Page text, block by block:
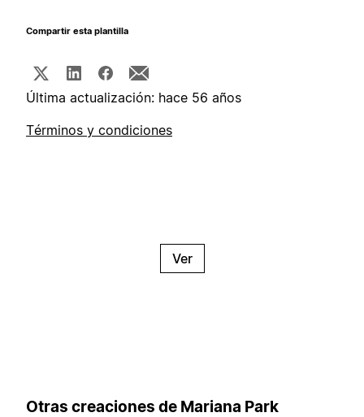
Compartir esta plantilla
Última actualización: hace 56 años
Términos y condiciones
Ver
Otras creaciones de Mariana Park